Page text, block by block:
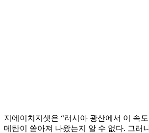
지에이치지샛은 “러시아 광산에서 이 속
메탄이 쏟아져 나왔는지 알 수 없다. 그러